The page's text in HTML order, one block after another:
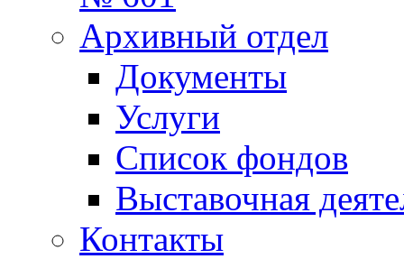
Архивный отдел
Документы
Услуги
Список фондов
Выставочная
Контакты